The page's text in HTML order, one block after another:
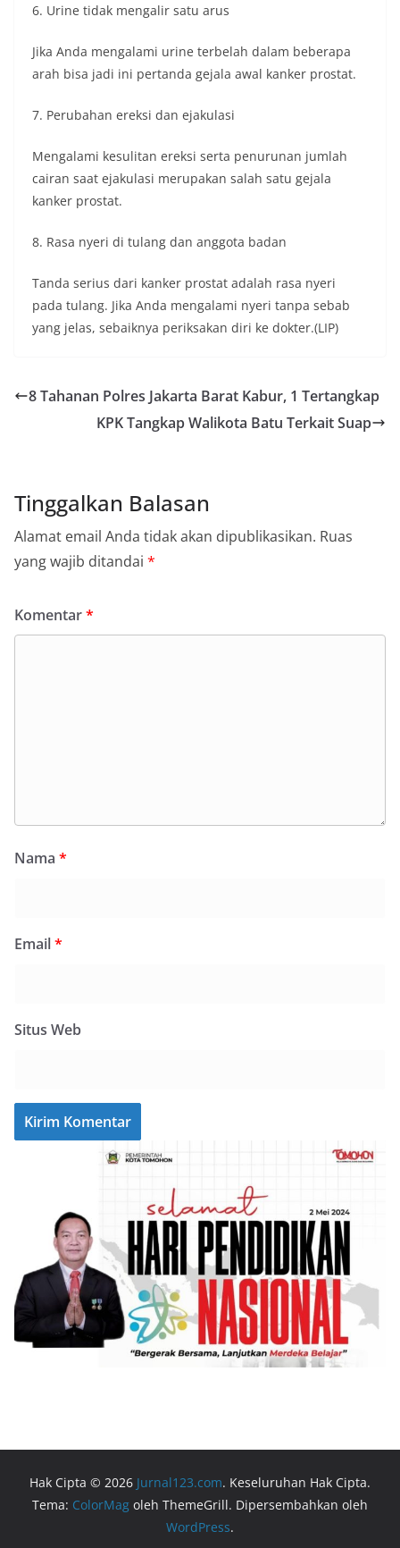
6. Urine tidak mengalir satu arus
Jika Anda mengalami urine terbelah dalam beberapa
arah bisa jadi ini pertanda gejala awal kanker prostat.
7. Perubahan ereksi dan ejakulasi
Mengalami kesulitan ereksi serta penurunan jumlah
cairan saat ejakulasi merupakan salah satu gejala
kanker prostat.
8. Rasa nyeri di tulang dan anggota badan
Tanda serius dari kanker prostat adalah rasa nyeri
pada tulang. Jika Anda mengalami nyeri tanpa sebab
yang jelas, sebaiknya periksakan diri ke dokter.(LIP)
8 Tahanan Polres Jakarta Barat Kabur, 1 Tertangkap
KPK Tangkap Walikota Batu Terkait Suap
Tinggalkan Balasan
Alamat email Anda tidak akan dipublikasikan. Ruas
yang wajib ditandai *
Komentar*
Nama *
Email*
Situs Web
Hak Cipta © 2026 Jurnal123.com. Keseluruhan Hak Cipta.
Tema: ColorMag oleh ThemeGrill. Dipersembahkan oleh
WordPress.